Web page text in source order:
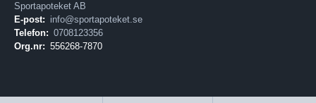
Sportapoteket AB
E-post: info@sportapoteket.se
Telefon: 0708123356
Org.nr: 556268-7870